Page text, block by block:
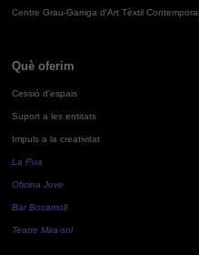
Centre Grau-Garriga d'Art Tèxtil
Què oferim
Cessió d'espais
Suport a les entitats
Impuls a la creativitat
La Pua
Oficina Jove
Bar Bocamoll
Teatre Mira-sol